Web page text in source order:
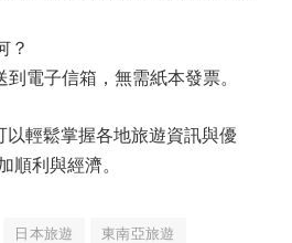
？
電子信箱，無需紙本發票。
輕鬆掌握各地旅遊資訊與優
順利與經濟。
日本旅遊
東南亞旅遊